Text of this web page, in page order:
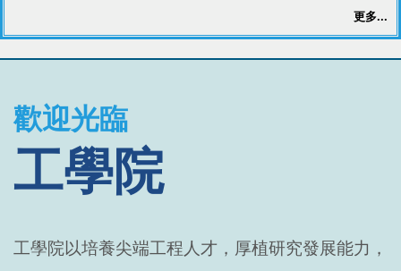
鑫副教授榮獲「114學年度本校教學
績優教師」
更多...
歡迎光臨
工學院
工學院以培養尖端工程人才，厚植研究發展能力，